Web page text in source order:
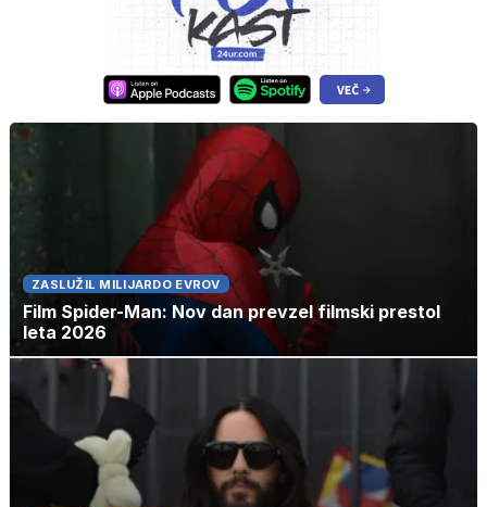
ZASLUŽIL MILIJARDO EVROV
Film Spider-Man: Nov dan prevzel filmski prestol
leta 2026